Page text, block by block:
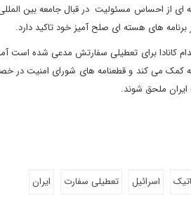
ای از احساس مسئولیت در قبال جامعه بین
های هسته ای صلح آمیز خود تاکید دارد.
کانادا برای تعطیلی سفارتش مدعی شده است
کمک می کند و قطعنامه های شورای امنیت در
ایران ملحق شوند.
اسرائیل تعطیلی سفارت ایران